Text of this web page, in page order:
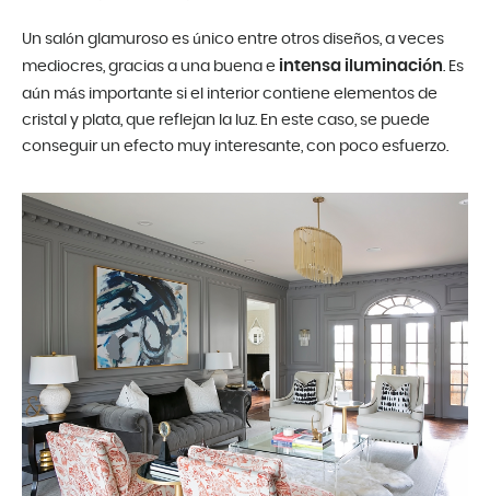
Un salón glamuroso es único entre otros diseños, a veces
mediocres, gracias a una buena e intensa iluminación. Es
aún más importante si el interior contiene elementos de
cristal y plata, que reflejan la luz. En este caso, se puede
conseguir un efecto muy interesante, con poco esfuerzo.